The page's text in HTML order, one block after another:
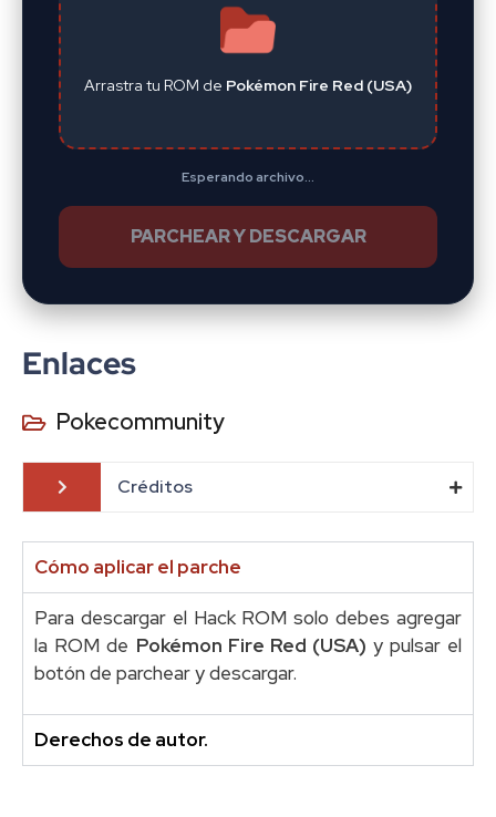
Arrastra tu ROM de Pokémon Fire Red (USA)
Esperando archivo...
PARCHEAR Y DESCARGAR
Enlaces
Pokecommunity
Créditos
Cómo aplicar el parche
Para descargar el Hack ROM solo debes agregar
la ROM de Pokémon Fire Red (USA) y pulsar el
botón de parchear y descargar.
Derechos de autor.